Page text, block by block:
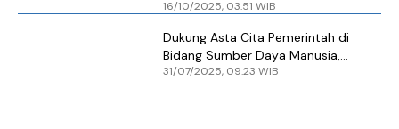
Program Perumahan
16/10/2025, 03.51 WIB
Dukung Asta Cita Pemerintah di
Bidang Sumber Daya Manusia,
Gakeslab Gelar Pameran
31/07/2025, 09.23 WIB